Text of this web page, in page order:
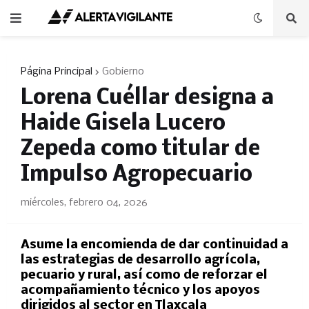
Página Principal Gobierno
Lorena Cuéllar designa a
Haide Gisela Lucero
Zepeda como titular de
Impulso Agropecuario
miércoles, febrero 04, 2026
Asume la encomienda de dar continuidad a
las estrategias de desarrollo agrícola,
pecuario y rural, así como de reforzar el
acompañamiento técnico y los apoyos
dirigidos al sector en Tlaxcala